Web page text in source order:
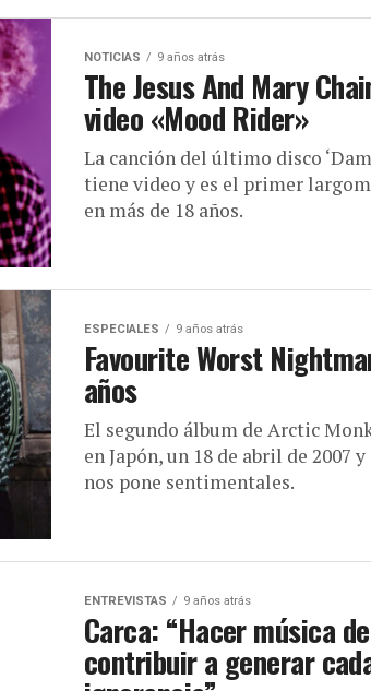
NOTICIAS 9 años atrás
The Jesus And Mary
video «Mood Rider»
La canción del último disco
tiene video y es el primer
en más de 18 años.
ESPECIALES 9 años atrás
Favourite Worst
años
El segundo álbum de Arctic
en Japón, un 18 de abril de 2007
nos pone sentimentales.
ENTREVISTAS 9 años atrás
Carca: “Hacer música
contribuir a generar